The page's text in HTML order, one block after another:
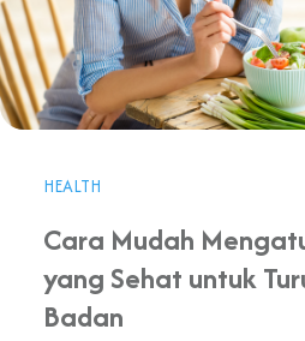
HEALTH
Cara Mudah
yang Sehat untuk
Badan